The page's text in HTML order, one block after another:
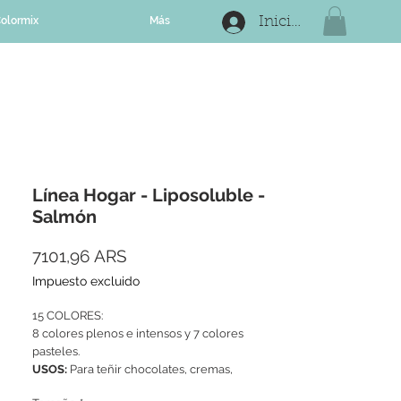
Iniciar sesión
Más
Línea Hogar - Liposoluble -
Salmón
7101,96 ARS
Impuesto excluido
15 COLORES:
8 colores plenos e intensos y 7 colores
pasteles.
USOS: Para teñir chocolates, cremas,